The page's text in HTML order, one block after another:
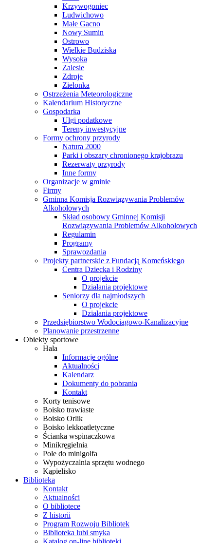
Krzywogoniec
Ludwichowo
Małe Gacno
Nowy Sumin
Ostrowo
Wielkie Budziska
Wysoka
Zalesie
Zdroje
Zielonka
Ostrzeżenia Meteorologiczne
Kalendarium Historyczne
Gospodarka
Ulgi podatkowe
Tereny inwestycyjne
Formy ochrony przyrody
Natura 2000
Parki i obszary chronionego krajobrazu
Rezerwaty przyrody
Inne formy
Organizacje w gminie
Firmy
Gminna Komisja Rozwiązywania Problemów
Alkoholowych
Skład osobowy Gminnej Komisji
Rozwiązywania Problemów Alkoholowych
Regulamin
Programy
Sprawozdania
Projekty partnerskie z Fundacją Komeńskiego
Centra Dziecka i Rodziny
O projekcie
Działania projektowe
Seniorzy dla najmłodszych
O projekcie
Działania projektowe
Przedsiębiorstwo Wodociągowo-Kanalizacyjne
Planowanie przestrzenne
Obiekty sportowe
Hala
Informacje ogólne
Aktualności
Kalendarz
Dokumenty do pobrania
Kontakt
Korty tenisowe
Boisko trawiaste
Boisko Orlik
Boisko lekkoatletyczne
Ścianka wspinaczkowa
Minikręgielnia
Pole do minigolfa
Wypożyczalnia sprzętu wodnego
Kąpielisko
Biblioteka
Kontakt
Aktualności
O bibliotece
Z historii
Program Rozwoju Bibliotek
Biblioteka lubi smyka
Katalog on-line biblioteki